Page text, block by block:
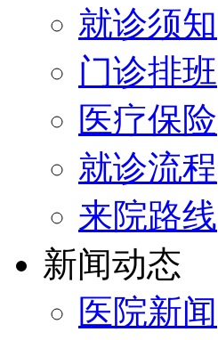
就诊须知
门诊排班
医疗保险
就诊流程
来院路线
新闻动态
医院新闻